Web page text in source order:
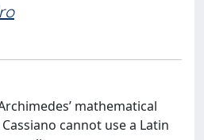
mathematical
cannot use a Latin